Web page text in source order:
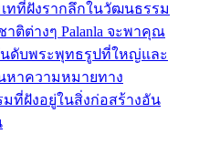
ทที่ฝังรากลึกในวัฒนธรรม
ต่างๆ Palanla จะพาคุณ
นดับพระพุทธรูปที่ใหญ่และ
หาความหมายทาง
ที่ฝังอยู่ในสิ่งก่อสร้างอัน